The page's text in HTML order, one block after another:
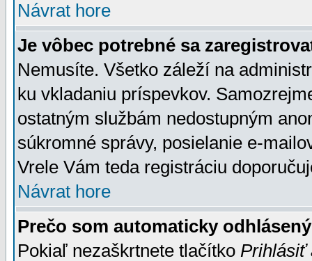
Návrat hore
Je vôbec potrebné sa
Nemusíte. Všetko záleží na
ku vkladaniu príspevkov.
ostatným službám nedostupným
súkromné správy, posielanie e-
Vrele Vám teda registráciu
Návrat hore
Prečo som automaticky
Pokiaľ nezaškrtnete tlačítko Prihlásiť